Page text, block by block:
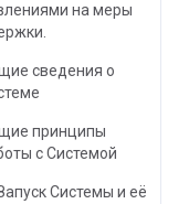
на меры
сведения о
принципы
с Системой
Системы и её